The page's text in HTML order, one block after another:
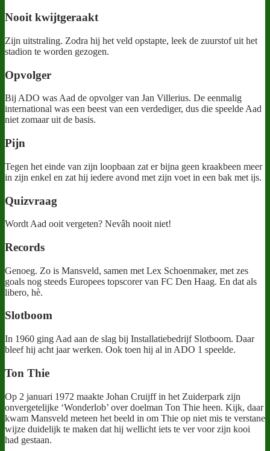
Nooit kwijtgeraakt
Zijn uitstraling. Zodra hij het veld opstapte, leek de zuurstof uit het
stadion te worden gezogen.
Opvolger
Bij ADO was Aad de opvolger van Jan Villerius. De eenmalig
international was een beest van een verdediger, dus die speelde Aad
niet zomaar uit de basis.
Pijn
Tegen het einde van zijn loopbaan zat er bijna geen kraakbeen meer
in zijn enkel en zat hij iedere avond met zijn voet in een bak met ijs.
Quizvraag
Wordt Aad ooit vergeten? Nevâh nooit niet!
Records
Genoeg. Zo is Mansveld, samen met Lex Schoenmaker, met zes
goals nog steeds Europees topscorer van FC Den Haag. En dat als
libero, hè.
Slotboom
In 1960 ging Aad aan de slag bij Installatiebedrijf Slotboom. Daar
bleef hij acht jaar werken. Ook toen hij al in ADO 1 speelde.
Ton Thie
Op 2 januari 1972 maakte Johan Cruijff in het Zuiderpark zijn
onvergetelijke ‘Wonderlob’ over doelman Ton Thie heen. Kijk, daar
kwam Mansveld meteen het beeld in om Thie op niet mis te verstane
wijze duidelijk te maken dat hij wellicht iets te ver voor zijn kooi
had gestaan.